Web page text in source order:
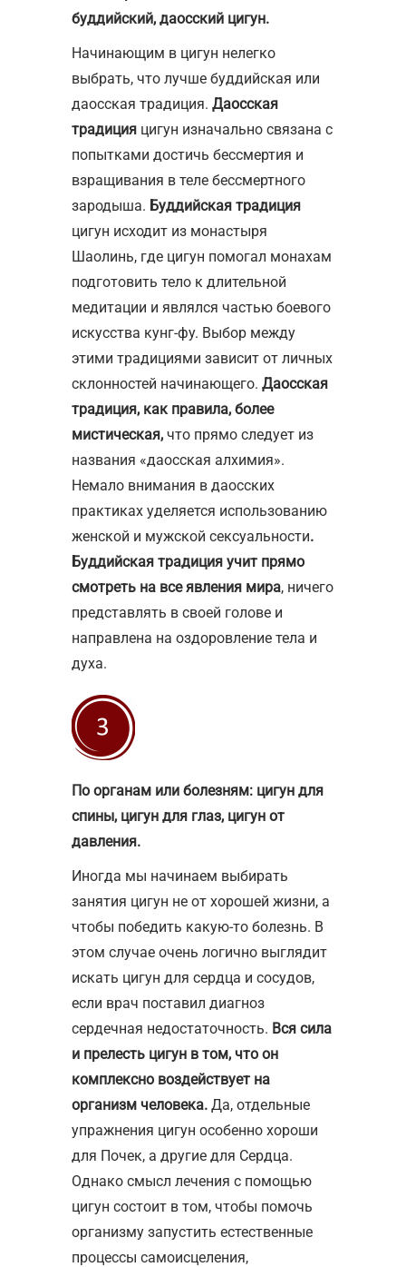
буддийский, даосский цигун.
Начинающим в цигун нелегко
выбрать, что лучше буддийская или
даосская традиция. Даосская
традиция цигун изначально связана с
попытками достичь бессмертия и
взращивания в теле бессмертного
зародыша. Буддийская традиция
цигун исходит из монастыря
Шаолинь, где цигун помогал монахам
подготовить тело к длительной
медитации и являлся частью боевого
искусства кунг-фу. Выбор между
этими традициями зависит от личных
склонностей начинающего. Даосская
традиция, как правила, более
мистическая, что прямо следует из
названия «даосская алхимия».
Немало внимания в даосских
практиках уделяется использованию
женской и мужской сексуальности.
Буддийская традиция учит прямо
смотреть на все явления мира, ничего
представлять в своей голове и
направлена на оздоровление тела и
духа.
По органам или болезням: цигун для
спины, цигун для глаз, цигун от
давления.
Иногда мы начинаем выбирать
занятия цигун не от хорошей жизни, а
чтобы победить какую-то болезнь. В
этом случае очень логично выглядит
искать цигун для сердца и сосудов,
если врач поставил диагноз
сердечная недостаточность. Вся сила
и прелесть цигун в том, что он
комплексно воздействует на
организм человека. Да, отдельные
упражнения цигун особенно хороши
для Почек, а другие для Сердца.
Однако смысл лечения с помощью
цигун состоит в том, чтобы помочь
организму запустить естественные
процессы самоисцеления,